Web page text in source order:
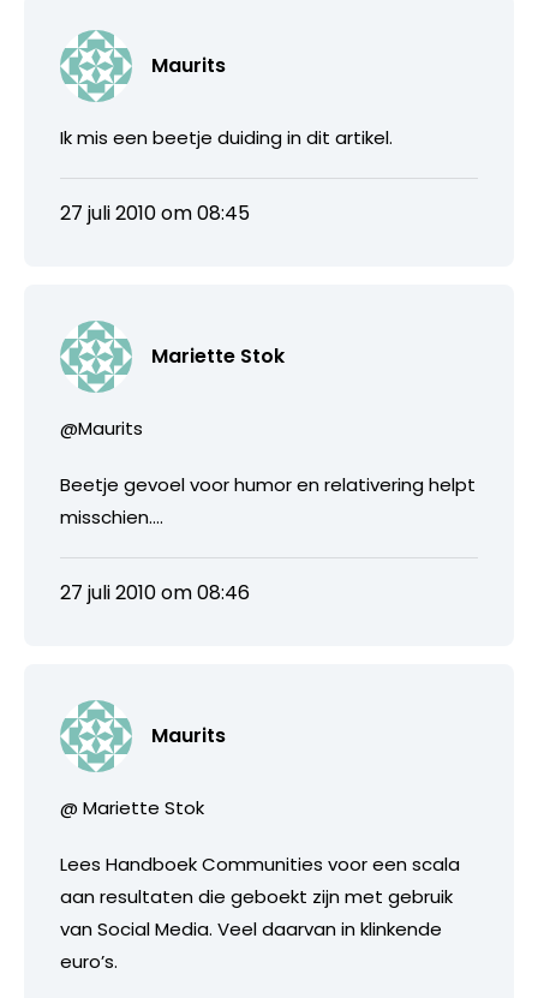
Maurits
Ik mis een beetje duiding in dit artikel.
27 juli 2010 om 08:45
Mariette Stok
@Maurits
Beetje gevoel voor humor en relativering helpt
misschien….
27 juli 2010 om 08:46
Maurits
@ Mariette Stok
Lees Handboek Communities voor een scala
aan resultaten die geboekt zijn met gebruik
van Social Media. Veel daarvan in klinkende
euro’s.